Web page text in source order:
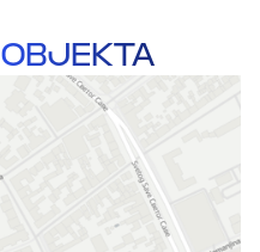
OBJEKTA